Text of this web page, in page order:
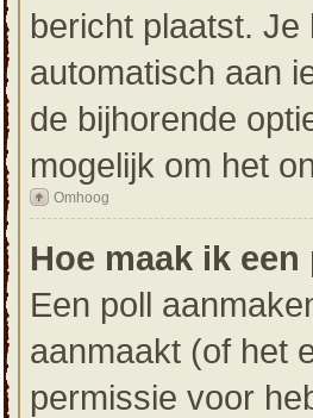
bericht plaatst.
automatisch aan
de bijhorende
mogelijk om het
Omhoog
Hoe maak ik een
Een poll
aanmaakt (of het
permissie voor